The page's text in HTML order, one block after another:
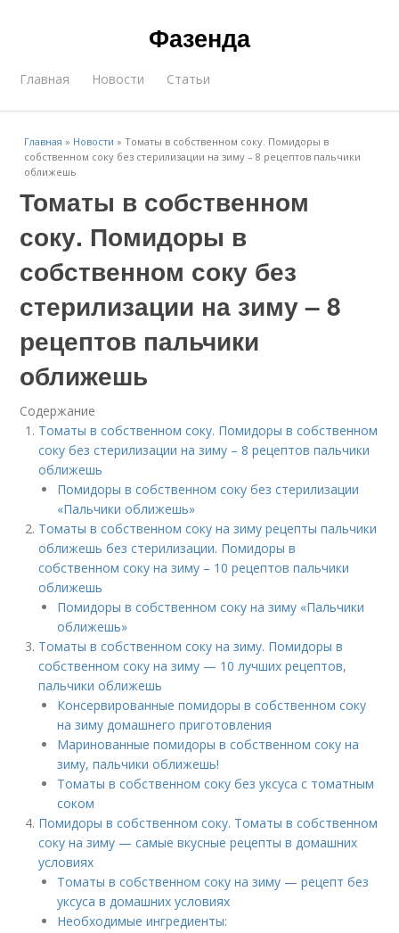
Фазенда
Главная Новости Статьи
Главная » Новости »Томаты в собственном соку. Помидоры в
собственном соку без стерилизации на зиму – 8 рецептов пальчики
оближешь
Томаты в собственном
соку. Помидоры в
собственном соку без
стерилизации на зиму – 8
рецептов пальчики
оближешь
Содержание
Томаты в собственном соку. Помидоры в собственном
соку без стерилизации на зиму – 8 рецептов пальчики
оближешь
Помидоры в собственном соку без стерилизации
«Пальчики оближешь»
Томаты в собственном соку на зиму рецепты пальчики
оближешь без стерилизации. Помидоры в
собственном соку на зиму – 10 рецептов пальчики
оближешь
Помидоры в собственном соку на зиму «Пальчики
оближешь»
Томаты в собственном соку на зиму. Помидоры в
собственном соку на зиму — 10 лучших рецептов,
пальчики оближешь
Консервированные помидоры в собственном соку
на зиму домашнего приготовления
Маринованные помидоры в собственном соку на
зиму, пальчики оближешь!
Томаты в собственном соку без уксуса с томатным
соком
Помидоры в собственном соку. Томаты в собственном
соку на зиму — самые вкусные рецепты в домашних
условиях
Томаты в собственном соку на зиму — рецепт без
уксуса в домашних условиях
Необходимые ингредиенты: